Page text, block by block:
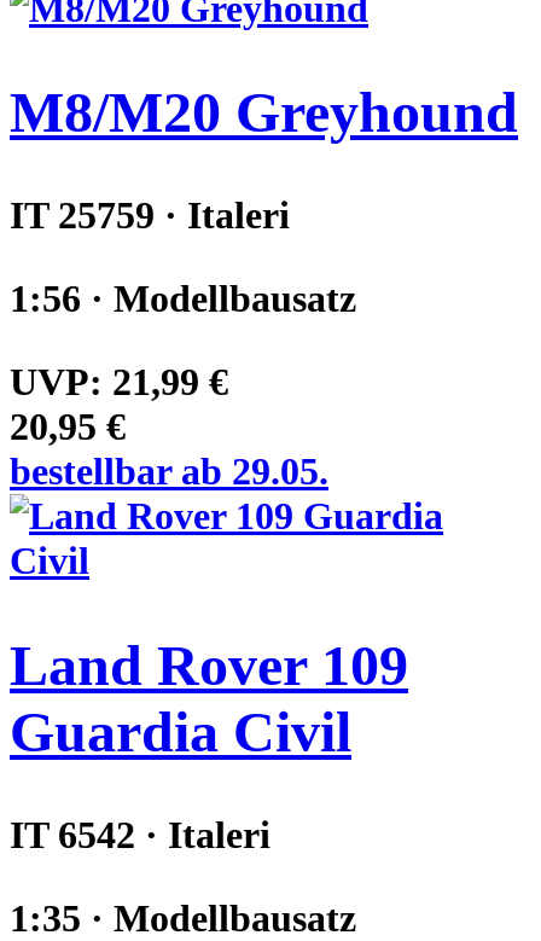
M8/M20 Greyhound
IT 25759 · Italeri
1:56 · Modellbausatz
UVP: 21,99 €
20,95 €
bestellbar ab 29.05.
Land Rover 109
Guardia Civil
IT 6542 · Italeri
1:35 · Modellbausatz